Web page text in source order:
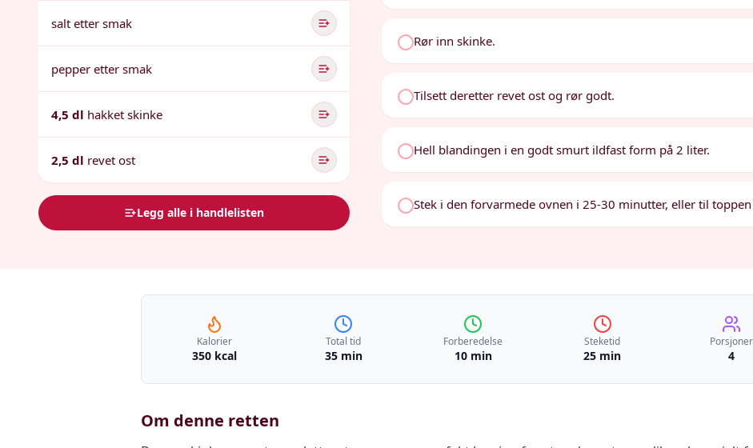
salt etter smak
pepper etter smak
4,5 dl hakket skinke
2,5 dl revet ost
Legg alle i handlelisten
Rør inn skinke.
Tilsett deretter revet ost og rør godt.
Hell blandingen i en godt smurt ildfast form på 2 liter.
Stek i den forvarmede ovnen i 25-30 minutter, eller til
Kalorier
350 kcal
Total tid
35 min
Forberedelse
10 min
Steketid
25 min
Porsjoner
4
Om denne retten